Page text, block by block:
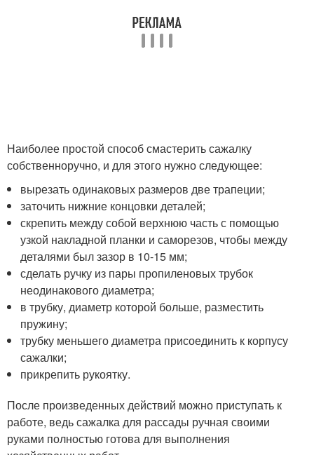
Наиболее простой способ смастерить сажалку
собственноручно, и для этого нужно следующее:
вырезать одинаковых размеров две трапеции;
заточить нижние концовки деталей;
скрепить между собой верхнюю часть с помощью
узкой накладной планки и саморезов, чтобы между
деталями был зазор в 10-15 мм;
сделать ручку из пары пропиленовых трубок
неодинакового диаметра;
в трубку, диаметр которой больше, разместить
пружину;
трубку меньшего диаметра присоединить к корпусу
сажалки;
прикрепить рукоятку.
После произведенных действий можно приступать к
работе, ведь сажалка для рассады ручная своими
руками полностью готова для выполнения